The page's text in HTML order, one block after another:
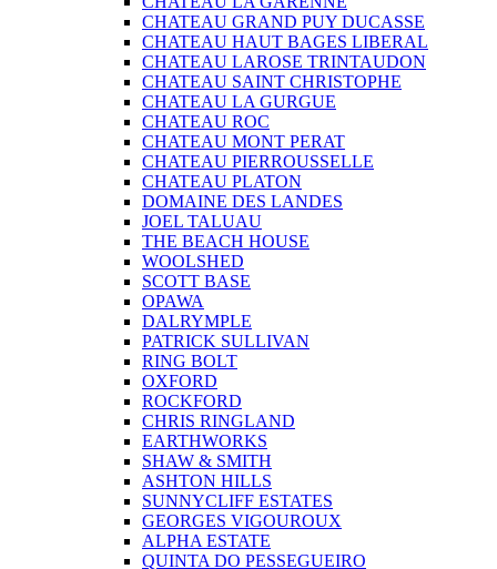
CHATEAU GRAND PUY DUCASSE
CHATEAU HAUT BAGES LIBERAL
CHATEAU LAROSE TRINTAUDON
CHATEAU SAINT CHRISTOPHE
CHATEAU LA GURGUE
CHATEAU ROC
CHATEAU MONT PERAT
CHATEAU PIERROUSSELLE
CHATEAU PLATON
DOMAINE DES LANDES
JOEL TALUAU
THE BEACH HOUSE
WOOLSHED
SCOTT BASE
OPAWA
DALRYMPLE
PATRICK SULLIVAN
RING BOLT
OXFORD
ROCKFORD
CHRIS RINGLAND
EARTHWORKS
SHAW & SMITH
ASHTON HILLS
SUNNYCLIFF ESTATES
GEORGES VIGOUROUX
ALPHA ESTATE
QUINTA DO PESSEGUEIRO